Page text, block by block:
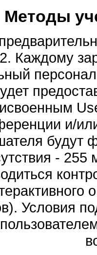
Методы
Каждому
и/
будут
-
Условия